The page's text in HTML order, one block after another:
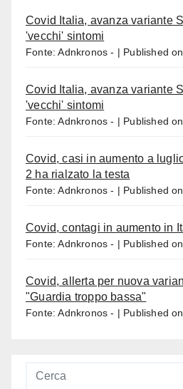
Covid Italia, avanza variante
'vecchi' sintomi
Fonte: Adnkronos - Published
Covid Italia, avanza variante
'vecchi' sintomi
Fonte: Adnkronos - Published
Covid, casi in aumento a
2 ha rialzato la testa
Fonte: Adnkronos - Published
Covid, contagi in aumento in
Fonte: Adnkronos - Published
Covid, allerta per nuova
"Guardia troppo bassa"
Fonte: Adnkronos - Published